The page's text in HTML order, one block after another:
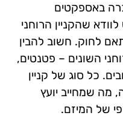
באספקטים
שהקניין הרוחני
לחוק. חשוב להבין
השונים – פטנטים,
כל סוג של קניין
מה שמחייב יועץ
של המיזם.